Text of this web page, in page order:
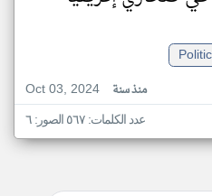
Oct 03, 2024
منذ سنة
عدد الكلمات: ٥٦٧ الصور: ٦